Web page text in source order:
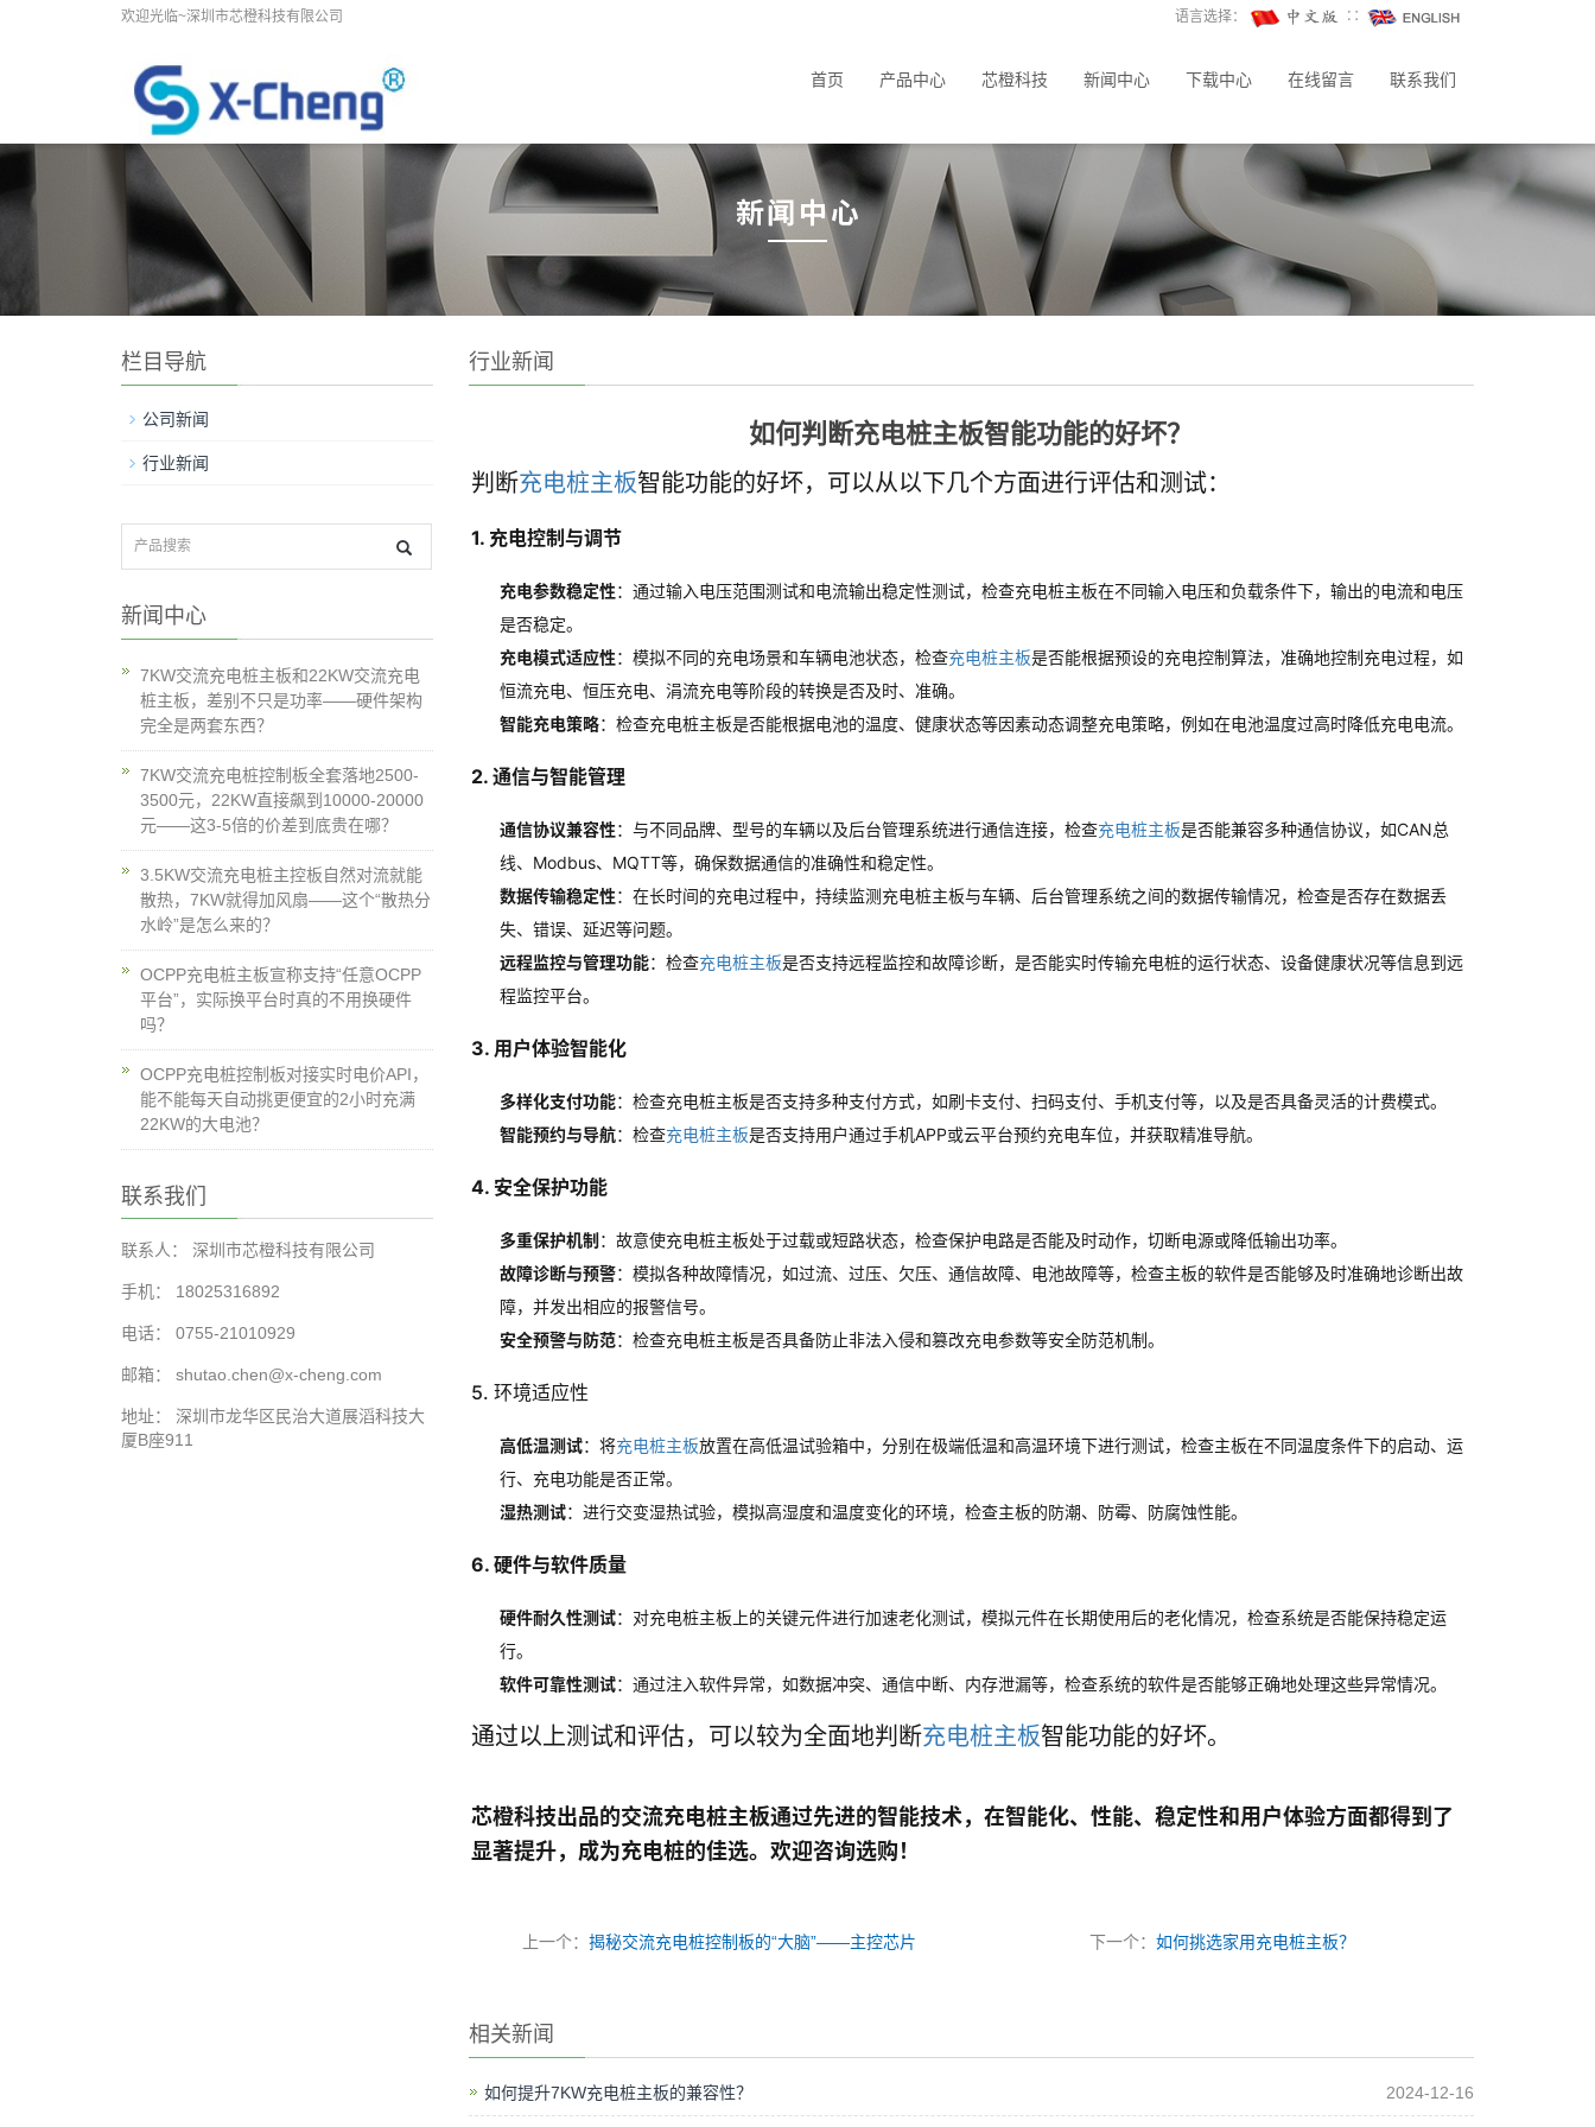
欢迎光临~深圳市芯橙科技有限公司 语言选择： ∷
首页 产品中心 芯橙科技 新闻中心 下载中心 在线留言 联系我们
行业新闻
如何判断充电桩主板智能功能的好坏？
判断充电桩主板智能功能的好坏，可以从以下几个方面进行评估和测试：
1. 充电控制与调节
充电参数稳定性：通过输入电压范围测试和电流输出稳定性测试，检查充电桩主板在不同输入电压和负载条件下，输出的电流和电压
是否稳定。
充电模式适应性：模拟不同的充电场景和车辆电池状态，检查充电桩主板是否能根据预设的充电控制算法，准确地控制充电过程，如
恒流充电、恒压充电、涓流充电等阶段的转换是否及时、准确。
智能充电策略：检查充电桩主板是否能根据电池的温度、健康状态等因素动态调整充电策略，例如在电池温度过高时降低充电电流。
2. 通信与智能管理
通信协议兼容性：与不同品牌、型号的车辆以及后台管理系统进行通信连接，检查充电桩主板是否能兼容多种通信协议，如CAN总
线、Modbus、MQTT等，确保数据通信的准确性和稳定性。
数据传输稳定性：在长时间的充电过程中，持续监测充电桩主板与车辆、后台管理系统之间的数据传输情况，检查是否存在数据丢
失、错误、延迟等问题。
远程监控与管理功能：检查充电桩主板是否支持远程监控和故障诊断，是否能实时传输充电桩的运行状态、设备健康状况等信息到远
程监控平台。
3. 用户体验智能化
多样化支付功能：检查充电桩主板是否支持多种支付方式，如刷卡支付、扫码支付、手机支付等，以及是否具备灵活的计费模式。
智能预约与导航：检查充电桩主板是否支持用户通过手机APP或云平台预约充电车位，并获取精准导航。
4. 安全保护功能
多重保护机制：故意使充电桩主板处于过载或短路状态，检查保护电路是否能及时动作，切断电源或降低输出功率。
故障诊断与预警：模拟各种故障情况，如过流、过压、欠压、通信故障、电池故障等，检查主板的软件是否能够及时准确地诊断出故
障，并发出相应的报警信号。
安全预警与防范：检查充电桩主板是否具备防止非法入侵和篡改充电参数等安全防范机制。
5. 环境适应性
高低温测试：将充电桩主板放置在高低温试验箱中，分别在极端低温和高温环境下进行测试，检查主板在不同温度条件下的启动、运
行、充电功能是否正常。
湿热测试：进行交变湿热试验，模拟高湿度和温度变化的环境，检查主板的防潮、防霉、防腐蚀性能。
6. 硬件与软件质量
硬件耐久性测试：对充电桩主板上的关键元件进行加速老化测试，模拟元件在长期使用后的老化情况，检查系统是否能保持稳定运
行。
软件可靠性测试：通过注入软件异常，如数据冲突、通信中断、内存泄漏等，检查系统的软件是否能够正确地处理这些异常情况。
通过以上测试和评估，可以较为全面地判断充电桩主板智能功能的好坏。
芯橙科技出品的交流充电桩主板通过先进的智能技术，在智能化、性能、稳定性和用户体验方面都得到了
显著提升，成为充电桩的佳选。欢迎咨询选购！
上一个：揭秘交流充电桩控制板的“大脑”——主控芯片 下一个：如何挑选家用充电桩主板？
相关新闻
如何提升7KW充电桩主板的兼容性？ 2024-12-16
栏目导航
公司新闻
行业新闻
新闻中心
7KW交流充电桩主板和22KW交流充电
桩主板，差别不只是功率——硬件架构
完全是两套东西？
7KW交流充电桩控制板全套落地2500-
3500元，22KW直接飙到10000-20000
元——这3-5倍的价差到底贵在哪？
3.5KW交流充电桩主控板自然对流就能
散热，7KW就得加风扇——这个“散热分
水岭”是怎么来的？
OCPP充电桩主板宣称支持“任意OCPP
平台”，实际换平台时真的不用换硬件
吗？
OCPP充电桩控制板对接实时电价API，
能不能每天自动挑更便宜的2小时充满
22KW的大电池？
联系我们
联系人： 深圳市芯橙科技有限公司
手机： 18025316892
电话： 0755-21010929
邮箱： shutao.chen@x-cheng.com
地址： 深圳市龙华区民治大道展滔科技大
厦B座911